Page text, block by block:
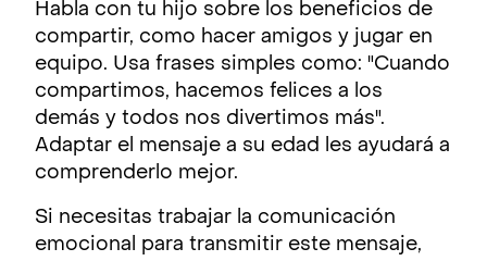
Habla con tu hijo sobre los beneficios de
compartir, como hacer amigos y jugar en
equipo. Usa frases simples como: "Cuando
compartimos, hacemos felices a los
demás y todos nos divertimos más".
Adaptar el mensaje a su edad les ayudará a
comprenderlo mejor.
Si necesitas trabajar la comunicación
emocional para transmitir este mensaje,